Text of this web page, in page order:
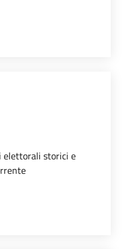
TRASPARENZA
elettorali storici e
ELEZIONI ONLINE